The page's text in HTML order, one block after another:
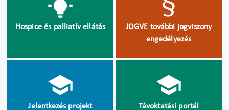
Hospice és palliatív ellátás
JOGVE további jogviszony
engedélyezés
Jelentkezés projekt
Távoktatási portál